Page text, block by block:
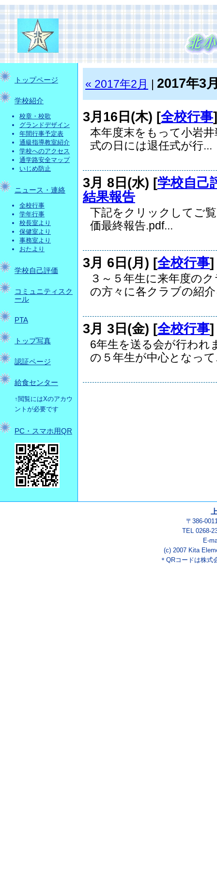
トップページ
学校紹介
校章・校歌
グランドデザイン
年間行事予定表
通級指導教室紹介
学校へのアクセス
通学路安全マップ
いじめ防止
ニュース・連絡
全校行事
学年行事
校長室より
保健室より
事務室より
おたより
学校自己評価
コミュニティスク
ール
PTA
トップ写真
認証ページ
給食センター
↑閲覧にはXのアカウ
ントが必要です
PC・スマホ用QR
« 2017年2月 2017年3
3月16日(木) [全校行事
本年度末をもって小岩
式の日には退任式が行...
3月 8日(水) [学校自己
結果報告
下記をクリックしてご
価最終報告.pdf...
3月 6日(月) [全校行事
３～５年生に来年度の
の方々に各クラブの紹
3月 3日(金) [全校行事
6年生を送る会が行われ
の５年生が中心となっ
〒386-
TEL 0268-
E-
(c) 2007 Kita
＊QRコードは株式